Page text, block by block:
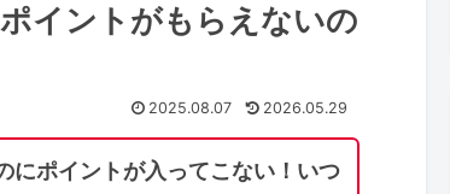
イントがもらえないの
2025.08.07 2026.05.29
にポイントが入ってこない！いつ